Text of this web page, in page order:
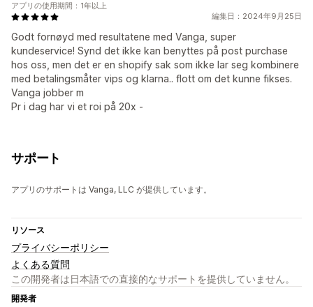
編集日：2024年9月25日
Godt fornøyd med resultatene med Vanga, super
kundeservice! Synd det ikke kan benyttes på post purchase
hos oss, men det er en shopify sak som ikke lar seg kombinere
med betalingsmåter vips og klarna.. flott om det kunne fikses.
Vanga jobber m
Pr i dag har vi et roi på 20x -
アプリの使用期間：1年以上
サポート
アプリのサポートは Vanga, LLC が提供しています。
リソース
プライバシーポリシー
よくある質問
この開発者は日本語での直接的なサポートを提供していません。
開発者